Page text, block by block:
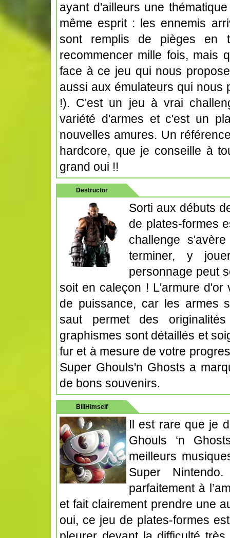
ayant d'ailleurs une
même esprit : les ennemis
sont remplis de pièges en
recommencer mille fois, mais
face à ce jeu qui nous
aussi aux émulateurs qui nous
!). C'est un jeu à vrai
variété d'armes et c'est un
nouvelles amures. Un
hardcore, que je conseille à
grand oui !!
Destructor
Sorti aux débuts
de plates-formes
challenge
terminer, y
personnage peut
soit en caleçon ! L'armure d'or
de puissance, car les armes
saut permet des
graphismes sont détaillés et
fur et à mesure de votre
Super Ghouls'n Ghosts a
de bons souvenirs.
BillHimself
Il est rare que je
Ghouls ‘n
meilleurs
Super
parfaitement à
et fait clairement prendre une
oui, ce jeu de plates-formes